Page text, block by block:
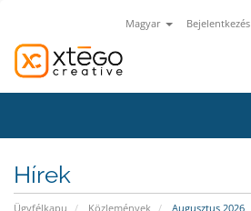
Magyar Bejelentkezés
Hírek
Ügyfélkapu Közlemények Augusztus 2026